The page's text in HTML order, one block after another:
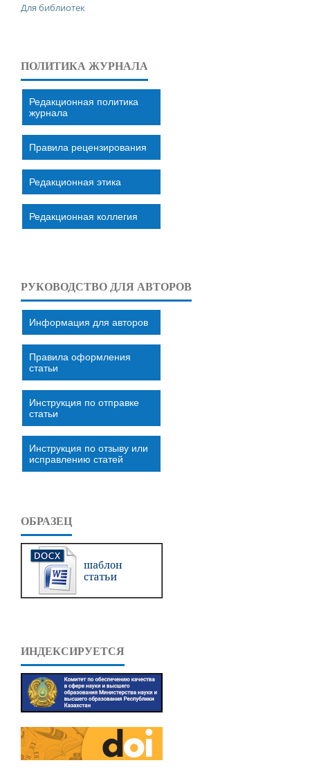
Для библиотек
ПОЛИТИКА ЖУРНАЛА
Редакционная политика
журнала
Правила рецензирования
Редакционная этика
Редакционная коллегия
РУКОВОДСТВО ДЛЯ АВТОРОВ
Информация для авторов
Правила оформления
статьи
Инструкция по отправке
статьи
Инструкция по отзыву или
исправлению статей
ОБРАЗЕЦ
ИНДЕКСИРУЕТСЯ